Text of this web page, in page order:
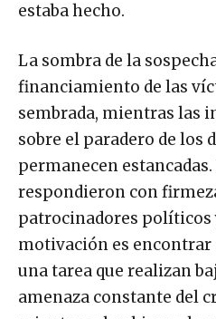
estaba hecho.
La sombra de la
financiamiento de las
sembrada, mientras las
sobre el paradero de los
permanecen
respondieron con
patrocinadores políticos
motivación es encontrar
una tarea que realizan
amenaza constante del